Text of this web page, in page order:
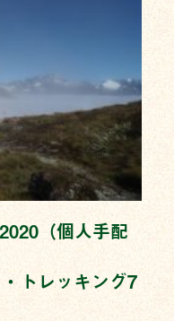
（個人手配
トレッキング7